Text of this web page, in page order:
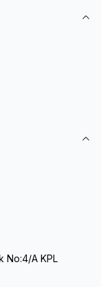
No:4/A KPL